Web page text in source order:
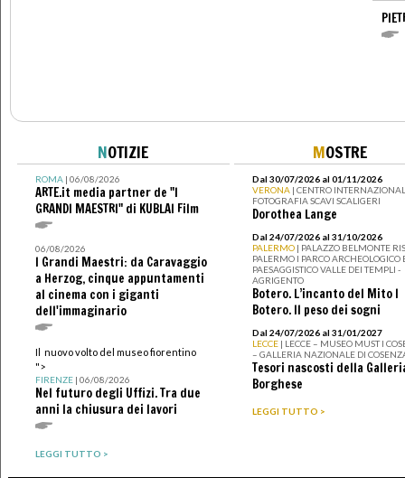
NOTIZIE
ROMA| 06/08/2026
ARTE.it media partner de "I
GRANDI MAESTRI" di KUBLAI Film
06/08/2026
I Grandi Maestri: da Caravaggio
a Herzog, cinque appuntamenti
al cinema con i giganti
dell'immaginario
Il nuovo volto del museo fiorentino
">
FIRENZE| 06/08/2026
Nel futuro degli Uffizi. Tra due
anni la chiusura dei lavori
LEGGI TUTTO >
MOSTRE
Dal 30/07/2026 al 01/11/2026
VERONA | CENTRO
FOTOGRAFIA SCAVI SCALIGERI
Dorothea Lange
Dal 24/07/2026 al 31/10/2026
PALERMO | PALAZZO BELMONTE
PALERMO I PARCO ARCHEOLOGICO
PAESAGGISTICO VALLE DEI TEMPLI -
AGRIGENTO
Botero. L’incanto del Mito I
Botero. Il peso dei sogni
Dal 24/07/2026 al 31/01/2027
LECCE | LECCE – MUSEO MUST I
– GALLERIA NAZIONALE DI
Tesori nascosti della
Borghese
LEGGI TUTTO >